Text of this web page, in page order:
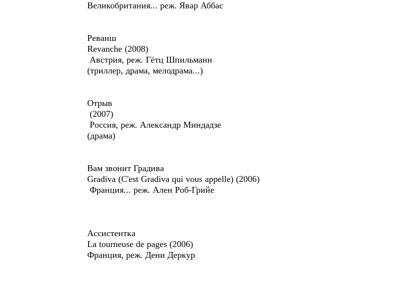
Великобритания... реж. Явар Аббас
Реванш
Revanche (2008)
Австрия, реж. Гётц Шпильманн
(триллер, драма, мелодрама...)
Отрыв
(2007)
Россия, реж. Александр Миндадзе
(драма)
Вам звонит Градива
Gradiva (C'est Gradiva qui vous appelle) (2006)
Франция... реж. Ален Роб-Грийе
Ассистентка
La tourneuse de pages (2006)
Франция, реж. Дени Деркур